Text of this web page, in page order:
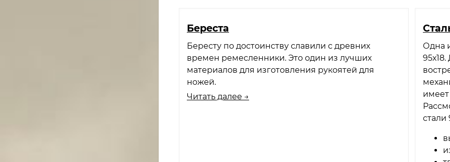
Береста
Бересту по достоинству славили с древних
времен ремесленники. Это один из лучших
материалов для изготовления рукоятей для
ножей.
Читать далее →
Одна
стали